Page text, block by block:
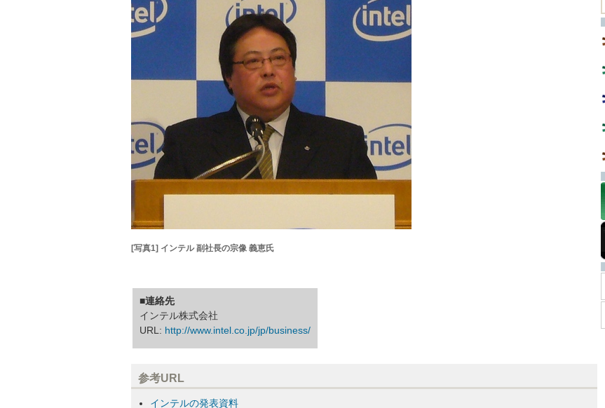
[写真1] インテル 副社長の宗像 義恵氏
■連絡先
インテル株式会社
URL: http://www.intel.co.jp/jp/business/
参考URL
インテルの発表資料